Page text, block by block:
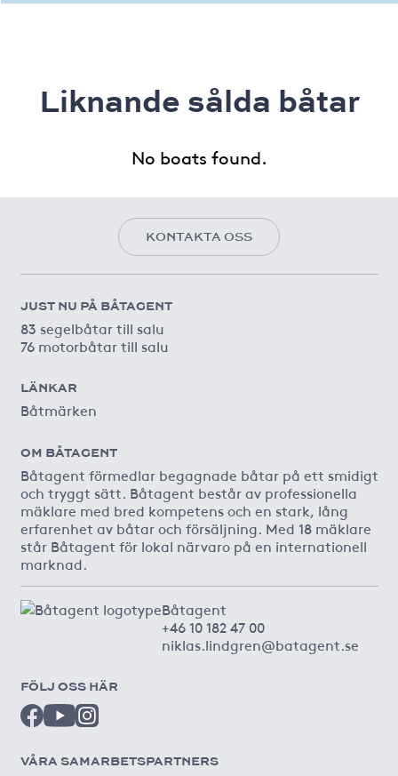
Liknande sålda båtar
No boats found.
KONTAKTA OSS
JUST NU PÅ BÅTAGENT
83 segelbåtar till salu
76 motorbåtar till salu
LÄNKAR
Båtmärken
OM BÅTAGENT
Båtagent förmedlar begagnade båtar på ett smidigt
och tryggt sätt. Båtagent består av professionella
mäklare med bred kompetens och en stark, lång
erfarenhet av båtar och försäljning. Med 18 mäklare
står Båtagent för lokal närvaro på en internationell
marknad.
Båtagent
+46 10 182 47 00
niklas.lindgren@batagent.se
FÖLJ OSS HÄR
VÅRA SAMARBETSPARTNERS